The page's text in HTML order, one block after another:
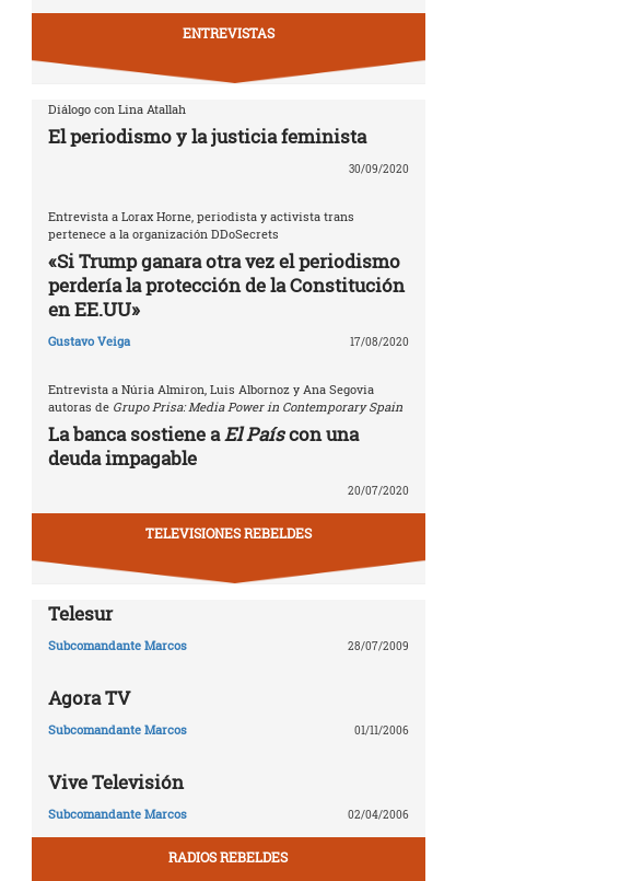
ENTREVISTAS
Diálogo con Lina Atallah
El periodismo y la justicia feminista
30/09/2020
Entrevista a Lorax Horne, periodista y activista trans
pertenece a la organización DDoSecrets
«Si Trump ganara otra vez el periodismo
perdería la protección de la Constitución
en EE.UU»
Gustavo Veiga 17/08/2020
Entrevista a Núria Almiron, Luis Albornoz y Ana Segovia
autoras de Grupo Prisa: Media Power in Contemporary Spain
La banca sostiene aEl Paíscon una
deuda impagable
20/07/2020
TELEVISIONES REBELDES
Telesur
Subcomandante Marcos 28/07/2009
Agora TV
Subcomandante Marcos 01/11/2006
Vive Televisión
Subcomandante Marcos 02/04/2006
RADIOS REBELDES